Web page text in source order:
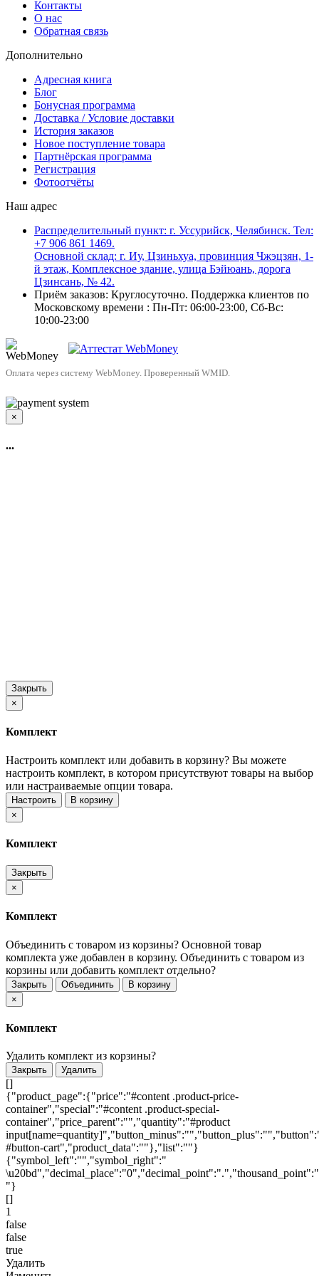
Контакты
О нас
Обратная связь
Дополнительно
Адресная книга
Блог
Бонусная программа
Доставка / Условие доставки
История заказов
Новое поступление товара
Партнёрская программа
Регистрация
Фотоотчёты
Наш адрес
Распределительный пункт: г. Уссурийск, Челябинск. Тел:
+7 906 861 1469.
Основной склад: г. Иу, Цзиньхуа, провинция Чжэцзян, 1-
й этаж, Комплексное здание, улица Бэйюань, дорога
Цзинсань, № 42.
Приём заказов: Круглосуточно. Поддержка клиентов по
Московскому времени : Пн-Пт: 06:00-23:00, Сб-Вс:
10:00-23:00
Оплата через систему WebMoney. Проверенный WMID.
×
...
Закрыть
×
Комплект
Настроить комплект или добавить в корзину? Вы можете
настроить комплект, в котором присутствуют товары на выбор
или настраиваемые опции товара.
Настроить
В корзину
×
Комплект
Закрыть
×
Комплект
Объединить с товаром из корзины? Основной товар
комплекта уже добавлен в корзину. Объединить с товаром из
корзины или добавить комплект отдельно?
Закрыть Объединить
В корзину
×
Комплект
Удалить комплект из корзины?
Закрыть Удалить
[]
{"product_page":{"price":"#content .product-price-
container","special":"#content .product-special-
container","price_parent":"","quantity":"#product
#button-cart","product_data":""},"list":""}
{"symbol_left":"","symbol_right":"
\u20bd","decimal_place":"0","decimal_point":".","thousand_point":"
"}
[]
1
false
false
true
Удалить